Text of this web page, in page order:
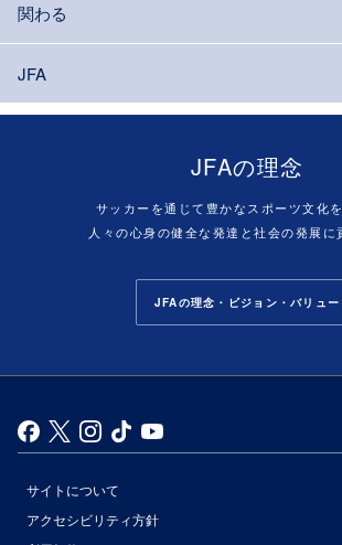
関わる
JFA
JFAの理念
サッカーを通じて豊かなスポーツ文化を
人々の心身の健全な発達と社会の発展に
JFAの理念・ビジョン・バリュー
サイトについて
アクセシビリティ方針